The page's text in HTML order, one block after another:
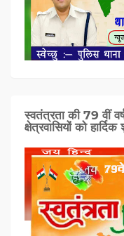
स्वतंत्रता की 79 वीं
क्षेत्रवासियों को